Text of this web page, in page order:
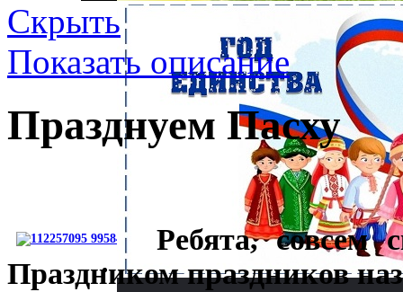
Скрыть
Показать описание
Празднуем Пасху
Ребята, совсем
Праздником праздников